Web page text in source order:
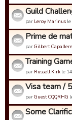
Guild
par Leroy Marinus
Prime de
parGilbert Capallere
Training
par Russell Kirk le
Visa team /
parGuest CQQRHG
Some